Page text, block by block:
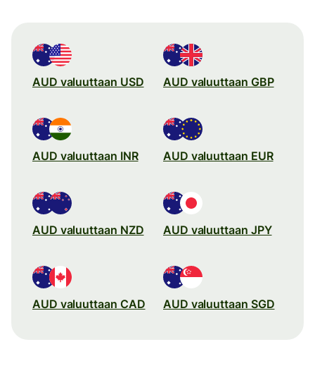
AUD valuuttaan USD AUD valuuttaan GBP
AUD valuuttaan INR AUD valuuttaan EUR
AUD valuuttaan NZD AUD valuuttaan JPY
AUD valuuttaan CAD AUD valuuttaan SGD